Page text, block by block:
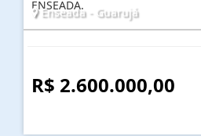
ENSEADA.
Enseada - Guarujá
R$ 2.600.000,00